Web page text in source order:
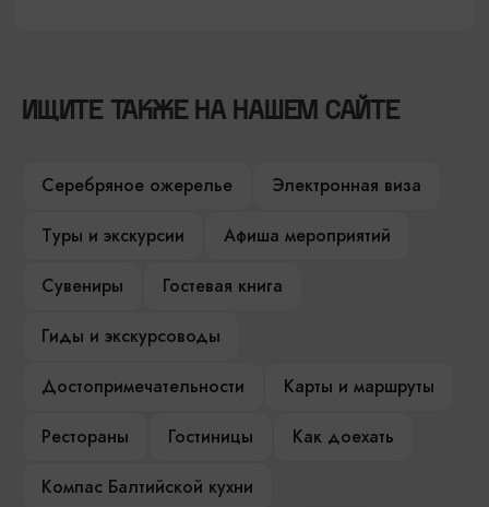
ИЩИТЕ ТАКЖЕ НА НАШЕМ САЙТЕ
Серебряное ожерелье
Электронная виза
Туры и экскурсии
Афиша мероприятий
Сувениры
Гостевая книга
Гиды и экскурсоводы
Достопримечательности
Карты и маршруты
Рестораны
Гостиницы
Как доехать
Компас Балтийской кухни